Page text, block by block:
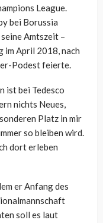
League.
bei Borussia
Amtszeit –
im April 2018, nach
Podest feierte.
ist bei Tedesco
nichts Neues,
Platz in mir
so bleiben wird.
dort erleben
er Anfang des
soll es laut